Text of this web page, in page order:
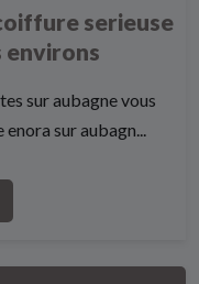
serieuse
environs
sur aubagne vous
sur aubagn...